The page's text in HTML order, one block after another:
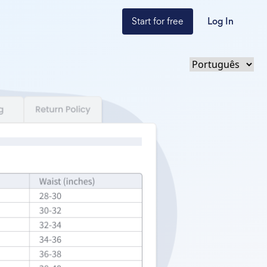
Start for free Log In